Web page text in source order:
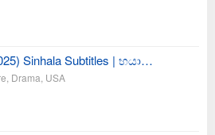
Sinhala Subtitles | භයා…
Drama USA